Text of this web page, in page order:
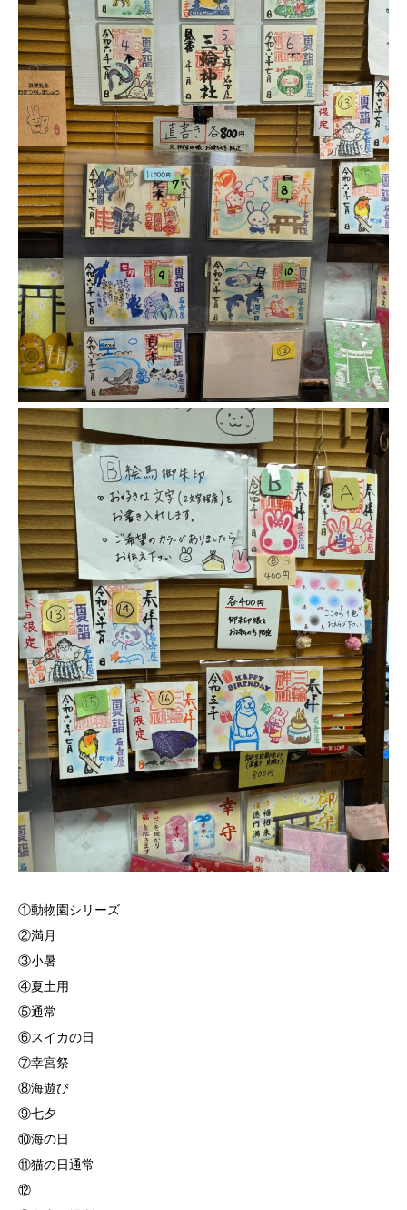
①動物園シリーズ
②満月
③小暑
④夏土用
⑤通常
⑥スイカの日
⑦幸宮祭
⑧海遊び
⑨七夕
⑩海の日
⑪猫の日通常
⑫